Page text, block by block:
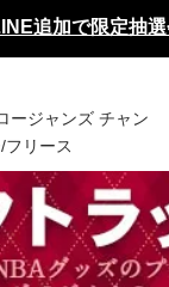
追加で限定抽選
ージャンズ チャン
フリース